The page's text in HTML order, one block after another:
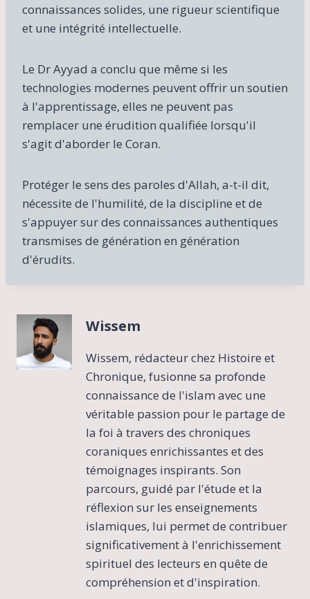
connaissances solides, une rigueur scientifique
et une intégrité intellectuelle.
Le Dr Ayyad a conclu que même si les
technologies modernes peuvent offrir un soutien
à l'apprentissage, elles ne peuvent pas
remplacer une érudition qualifiée lorsqu'il
s'agit d'aborder le Coran.
Protéger le sens des paroles d'Allah, a-t-il dit,
nécessite de l'humilité, de la discipline et de
s'appuyer sur des connaissances authentiques
transmises de génération en génération
d'érudits.
Wissem
Wissem, rédacteur chez Histoire et
Chronique, fusionne sa profonde
connaissance de l'islam avec une
véritable passion pour le partage de
la foi à travers des chroniques
coraniques enrichissantes et des
témoignages inspirants. Son
parcours, guidé par l'étude et la
réflexion sur les enseignements
islamiques, lui permet de contribuer
significativement à l'enrichissement
spirituel des lecteurs en quête de
compréhension et d'inspiration.